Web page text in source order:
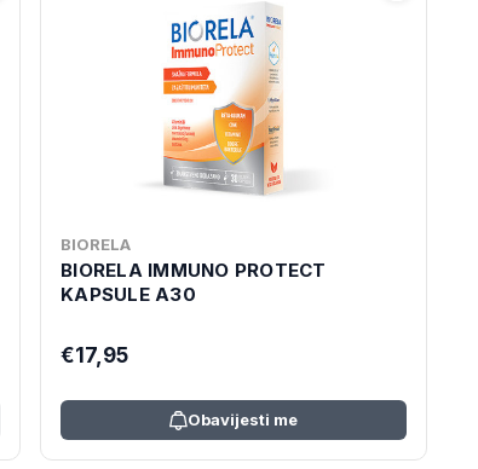
BIORELA
BIORELA IMMUNO PROTECT
KAPSULE A30
€17,95
Obavijesti me